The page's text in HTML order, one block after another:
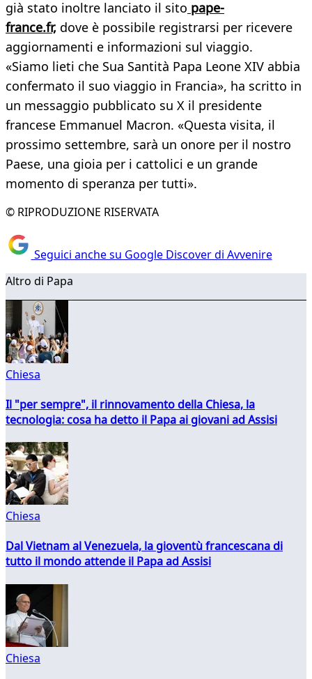
già stato inoltre lanciato il sito pape-
france.fr, dove è possibile registrarsi per ricevere
aggiornamenti e informazioni sul viaggio.
«Siamo lieti che Sua Santità Papa Leone XIV abbia
confermato il suo viaggio in Francia», ha scritto in
un messaggio pubblicato su X il presidente
francese Emmanuel Macron. «Questa visita, il
prossimo settembre, sarà un onore per il nostro
Paese, una gioia per i cattolici e un grande
momento di speranza per tutti».
© RIPRODUZIONE RISERVATA
Seguici anche su Google Discover di Avvenire
Altro di Papa
Chiesa
Il "per sempre", il rinnovamento della Chiesa, la
tecnologia: cosa ha detto il Papa ai giovani ad Assisi
Chiesa
Dal Vietnam al Venezuela, la gioventù francescana di
tutto il mondo attende il Papa ad Assisi
Chiesa